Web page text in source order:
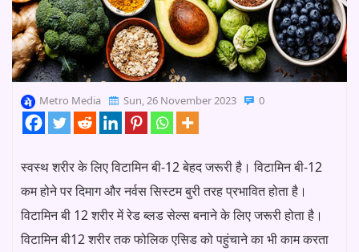
Metro Media Sun, 26 November 2023 0
स्वस्थ शरीर के लिए विटामिन बी-12 बेहद जरूरी है। विटामिन बी-12
कम होने पर दिमाग और नर्वस सिस्टम बुरी तरह प्रभावित होता है।
विटामिन बी 12 शरीर में रेड ब्लड सेल्स बनाने के लिए जरूरी होता है।
विटामिन बी12 शरीर तक फोलिक एसिड को पहुंचाने का भी काम करता